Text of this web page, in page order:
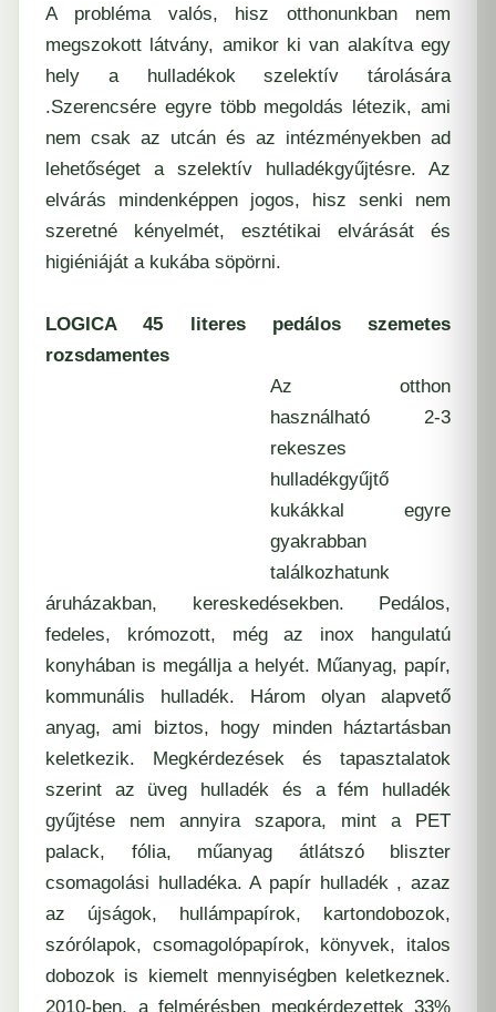
A probléma valós, hisz otthonunkban nem
megszokott látvány, amikor ki van alakítva egy
hely a hulladékok szelektív tárolására
.Szerencsére egyre több megoldás létezik, ami
nem csak az utcán és az intézményekben ad
lehetőséget a szelektív hulladékgyűjtésre. Az
elvárás mindenképpen jogos, hisz senki nem
szeretné kényelmét, esztétikai elvárását és
higiéniáját a kukába söpörni.
LOGICA 45 literes pedálos szemetes
rozsdamentes
Az otthon
használható 2-3
rekeszes
hulladékgyűjtő
kukákkal egyre
gyakrabban
találkozhatunk
áruházakban, kereskedésekben. Pedálos,
fedeles, krómozott, még az inox hangulatú
konyhában is megállja a helyét. Műanyag, papír,
kommunális hulladék. Három olyan alapvető
anyag, ami biztos, hogy minden háztartásban
keletkezik. Megkérdezések és tapasztalatok
szerint az üveg hulladék és a fém hulladék
gyűjtése nem annyira szapora, mint a PET
palack, fólia, műanyag átlátszó bliszter
csomagolási hulladéka. A papír hulladék , azaz
az újságok, hullámpapírok, kartondobozok,
szórólapok, csomagolópapírok, könyvek, italos
dobozok is kiemelt mennyiségben keletkeznek.
2010-ben, a felmérésben megkérdezettek 33%